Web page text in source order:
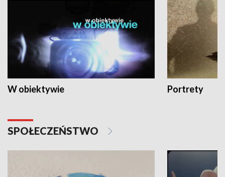
W obiektywie Portrety
SPOŁECZEŃSTWO